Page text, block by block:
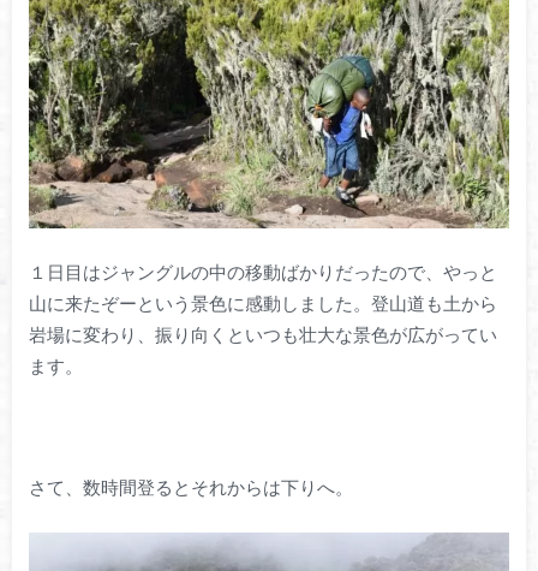
１日目はジャングルの中の移動ばかりだったので、やっと
山に来たぞーという景色に感動しました。登山道も土から
岩場に変わり、振り向くといつも壮大な景色が広がってい
ます。
さて、数時間登るとそれからは下りへ。